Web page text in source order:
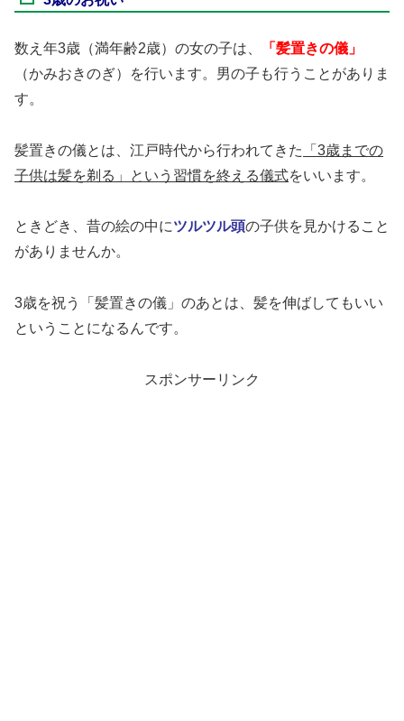
数え年3歳（満年齢2歳）の女の子は、
「髪置きの儀」
（かみおきのぎ）を行います。男の子も行うことがありま
す。
髪置きの儀とは、江戸時代から行われてきた
「3歳までの
子供は髪を剃る」という習慣を終える儀式をいいます。
ときどき、昔の絵の中にツルツル頭の子供を見かけること
がありませんか。
3歳を祝う「髪置きの儀」のあとは、髪を伸ばしてもいい
ということになるんです。
スポンサーリンク